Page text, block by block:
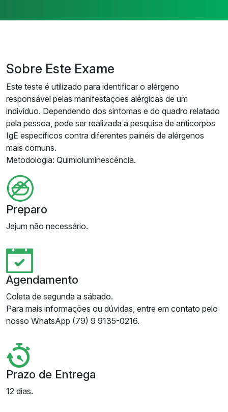
Sobre Este Exame
Este teste é utilizado para identificar o alérgeno
responsável pelas manifestações alérgicas de um
indivíduo. Dependendo dos sintomas e do quadro relatado
pela pessoa, pode ser realizada a pesquisa de anticorpos
IgE específicos contra diferentes painéis de alérgenos
mais comuns.
Metodologia: Quimioluminescência.
Preparo
Jejum não necessário.
Agendamento
Coleta de segunda a sábado.
Para mais informações ou dúvidas, entre em contato pelo
nosso WhatsApp (79) 9 9135-0216.
Prazo de Entrega
12 dias.